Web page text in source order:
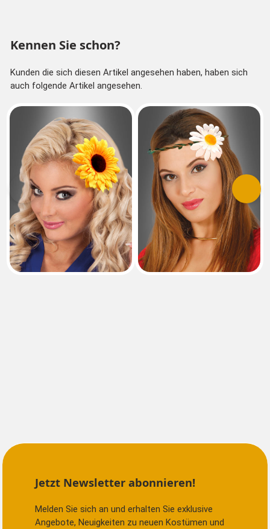
Kennen Sie schon?
Kunden die sich diesen Artikel angesehen haben, haben sich
auch folgende Artikel angesehen.
Vorherige
Jetzt Newsletter abonnieren!
Melden Sie sich an und erhalten Sie exklusive
Angebote, Neuigkeiten zu neuen Kostümen und